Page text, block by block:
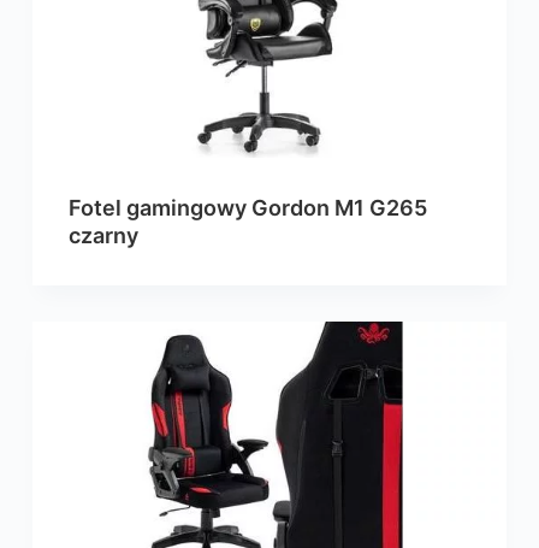
Fotel gamingowy Gordon M1 G265
czarny